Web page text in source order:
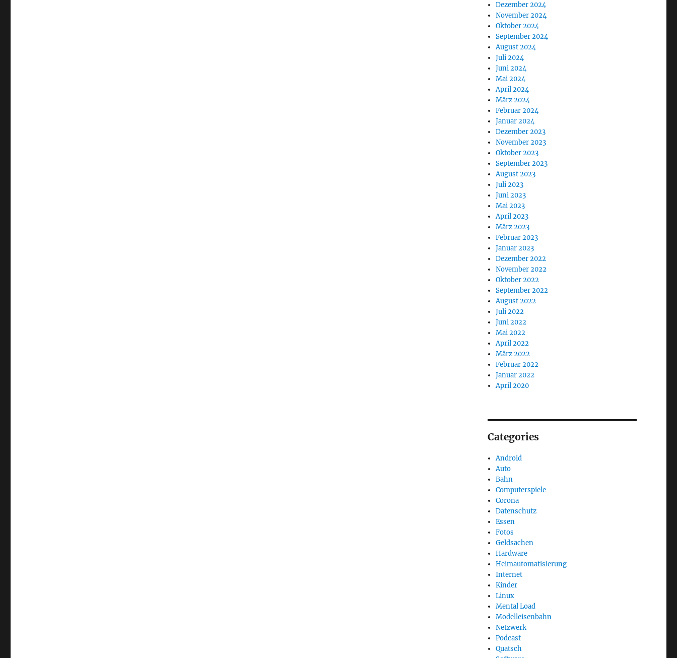
Dezember 2024
November 2024
Oktober 2024
September 2024
August 2024
Juli 2024
Juni 2024
Mai 2024
April 2024
März 2024
Februar 2024
Januar 2024
Dezember 2023
November 2023
Oktober 2023
September 2023
August 2023
Juli 2023
Juni 2023
Mai 2023
April 2023
März 2023
Februar 2023
Januar 2023
Dezember 2022
November 2022
Oktober 2022
September 2022
August 2022
Juli 2022
Juni 2022
Mai 2022
April 2022
März 2022
Februar 2022
Januar 2022
April 2020
Categories
Android
Auto
Bahn
Computerspiele
Corona
Datenschutz
Essen
Fotos
Geldsachen
Hardware
Heimautomatisierung
Internet
Kinder
Linux
Mental Load
Modelleisenbahn
Netzwerk
Podcast
Quatsch